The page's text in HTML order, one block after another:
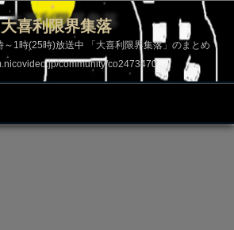
大喜利限界集落
～1時(25時)放送中 「大喜利限界集落」のまとめ
community/co2473470